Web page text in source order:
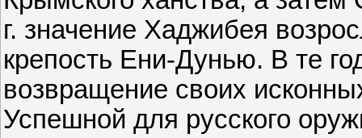
г. значение Хаджибея
крепость Ени-Дунью. В те
возвращение своих
Успешной для русского